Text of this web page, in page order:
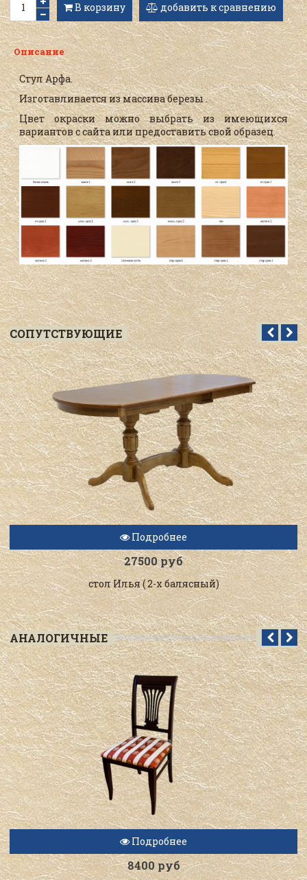
В корзину добавить к сравнению
Описание
Стул Арфа.
Изготавливается из массива березы .
Цвет окраски можно выбрать из имеющихся
вариантов с сайта или предоставить свой образец.
CОПУТСТВУЮЩИЕ
Подробнее
27500 руб
стол Илья ( 2-х балясный)
АНАЛОГИЧНЫЕ
Подробнее
8400 руб